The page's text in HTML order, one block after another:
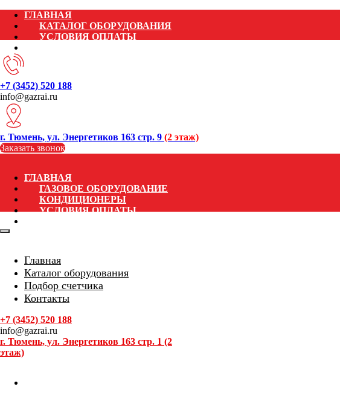
ГЛАВНАЯ
КАТАЛОГ ОБОРУДОВАНИЯ
УСЛОВИЯ ОПЛАТЫ
+7 (3452) 520 188
info@gazrai.ru
г. Тюмень, ул. Энергетиков 163 стр. 9 (2 этаж)
Заказать звонок
ГЛАВНАЯ
ГАЗОВОЕ ОБОРУДОВАНИЕ
КОНДИЦИОНЕРЫ
УСЛОВИЯ ОПЛАТЫ
Главная
Каталог оборудования
Подбор счетчика
Контакты
+7 (3452) 520 188
info@gazrai.ru
г. Тюмень, ул. Энергетиков 163 стр. 1 (2
этаж)